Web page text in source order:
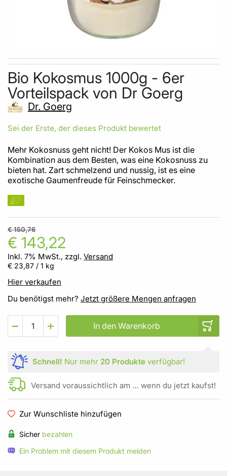
Skip to the beginning of the images gallery
Bio Kokosmus 1000g - 6er
Vorteilspack von Dr Goerg
Dr. Goerg
Sei der Erste, der dieses Produkt bewertet
Mehr Kokosnuss geht nicht! Der Kokos Mus ist die
Kombination aus dem Besten, was eine Kokosnuss zu
bieten hat. Zart schmelzend und nussig, ist es eine
exotische Gaumenfreude für Feinschmecker.
€ 143,22
€ 150,76
Inkl. 7% MwSt., zzgl. Versand
€ 23,87 / 1 kg
Hier verkaufen
Du benötigst mehr? Jetzt größere Mengen anfragen
In den Warenkorb
Schnell! Nur mehr 20 Produkteverfügbar!
Versand voraussichtlich am … wenn du jetzt kaufst!
Zur Wunschliste hinzufügen
Sicher bezahlen
Ein Problem mit diesem Produkt melden